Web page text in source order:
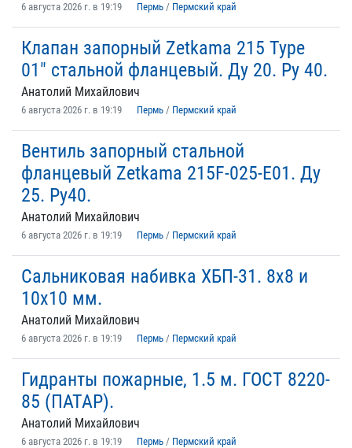
6 августа 2026 г. в 19:19 Пермь / Пермский край
Клапан запорный Zetkama 215 Type
01″ стальной фланцевый. Ду 20. Ру 40.
Анатолий Михайлович
6 августа 2026 г. в 19:19 Пермь / Пермский край
Вентиль запорный стальной
фланцевый Zetkama 215F-025-E01. Ду
25. Ру40.
Анатолий Михайлович
6 августа 2026 г. в 19:19 Пермь / Пермский край
Сальниковая набивка ХБП-31. 8х8 и
10х10 мм.
Анатолий Михайлович
6 августа 2026 г. в 19:19 Пермь / Пермский край
Гидранты пожарные, 1.5 м. ГОСТ 8220-
85 (ПАТАР).
Анатолий Михайлович
6 августа 2026 г. в 19:19 Пермь / Пермский край